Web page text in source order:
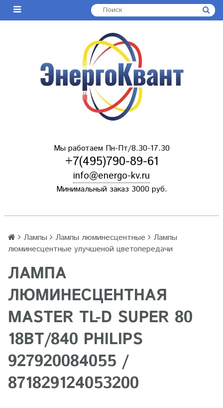
Мы работаем Пн-Пт/8.30-17.30
+7(495)790-89-61
info@energo-kv.ru
Минимальный заказ 3000 руб.
Лампы Лампы люминесцентные
Лампы
люминесцентные улучшеной цветопередачи
ЛАМПА
ЛЮМИНЕСЦЕНТНАЯ
MASTER TL-D SUPER 80
18ВТ/840 PHILIPS
927920084055 /
871829124053200